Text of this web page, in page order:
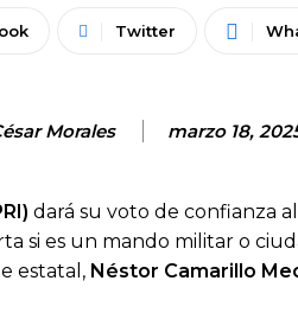
Twitter
Morales marzo 18,
dará su voto de confianza
si es un mando militar o
estatal, Néstor Camarillo